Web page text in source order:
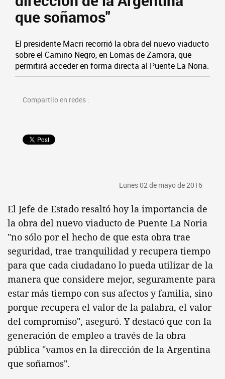
que soñamos"
El presidente Macri recorrió la obra del nuevo viaducto
sobre el Camino Negro, en Lomas de Zamora, que
permitirá acceder en forma directa al Puente La Noria.
Compartilo en redes :
Lunes 02 de mayo de 2016
El Jefe de Estado resaltó hoy la importancia de
la obra del nuevo viaducto de Puente La Noria
"no sólo por el hecho de que esta obra trae
seguridad, trae tranquilidad y recupera tiempo
para que cada ciudadano lo pueda utilizar de la
manera que considere mejor, seguramente para
estar más tiempo con sus afectos y familia, sino
porque recupera el valor de la palabra, el valor
del compromiso", aseguró. Y destacó que con la
generación de empleo a través de la obra
pública "vamos en la dirección de la Argentina
que soñamos".